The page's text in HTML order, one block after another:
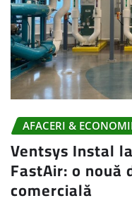
AFACERI &
Ventsys Instal
FastAir: o
comercială